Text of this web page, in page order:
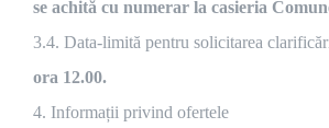
se achită cu numerar la casieria
3.4. Data-limită pentru solicitarea
ora 12.00.
4. Informații privind ofertele